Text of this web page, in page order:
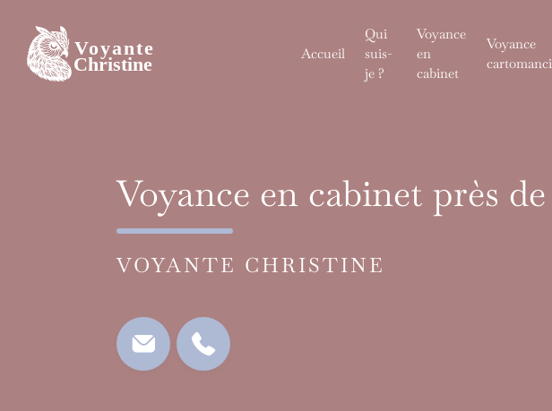
content
Accueil
Qui
suis-
je ?
Voyance
en
cabinet
Voyance
Voyance en cabinet près
VOYANTE CHRISTINE